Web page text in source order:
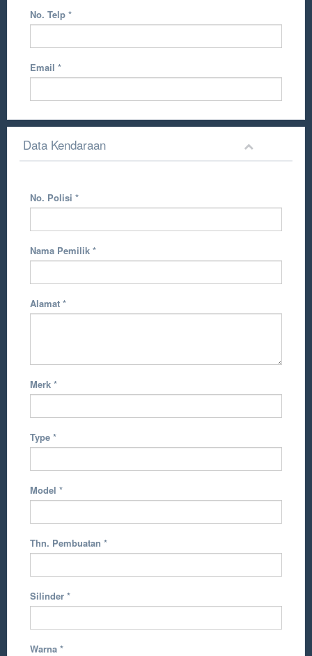
No. Telp *
Email *
Data Kendaraan
No. Polisi *
Nama Pemilik *
Alamat *
Merk *
Type *
Model *
Thn. Pembuatan *
Silinder *
Warna *